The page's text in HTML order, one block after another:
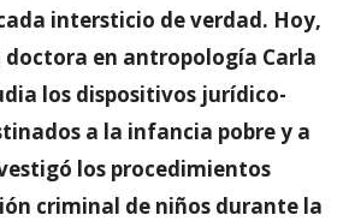
intersticio de verdad. Hoy,
doctora en antropología Carla
los dispositivos jurídico-
a la infancia pobre y a
los procedimientos
criminal de niños durante la